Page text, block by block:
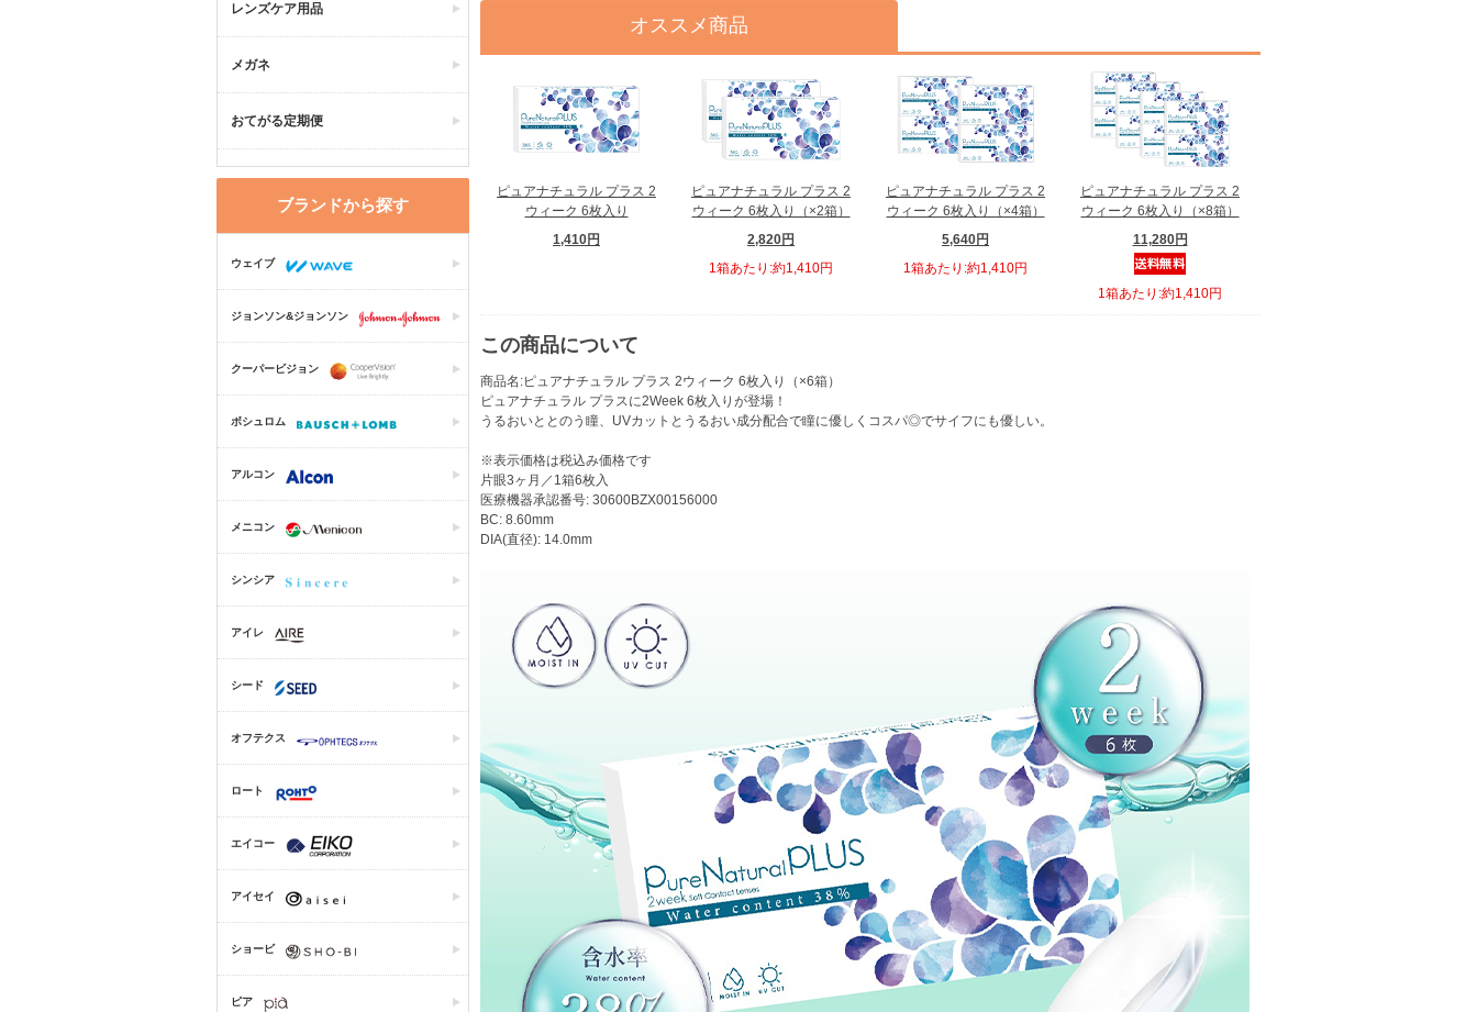
レンズケア用品
メガネ
おてがる定期便
ブランドから探す
ウェイブ
ジョンソン&ジョンソン
クーパービジョン
ボシュロム
アルコン
メニコン
シンシア
アイレ
シード
オフテクス
ロート
エイコー
アイセイ
ショービ
ピア
オススメ商品
ピュアナチュラル プラス 2
ウィーク 6枚入り
1,410円
ピュアナチュラル プラス 2
ウィーク 6枚入り（×2箱）
2,820円
1箱あたり:約1,410円
ピュアナチュラル プラス 2
ウィーク 6枚入り（×4箱）
5,640円
1箱あたり:約1,410円
ピュアナチュラル プラス 2
ウィーク 6枚入り（×8箱）
11,280円
1箱あたり:約1,410円
この商品について
商品名:ピュアナチュラル プラス 2ウィーク 6枚入り（×6箱）
ピュアナチュラル プラスに2Week 6枚入りが登場！
うるおいととのう瞳、UVカットとうるおい成分配合で瞳に優しくコスパ◎でサイフにも優しい。
※表示価格は税込み価格です
片眼3ヶ月／1箱6枚入
医療機器承認番号: 30600BZX00156000
BC: 8.60mm
DIA(直径): 14.0mm